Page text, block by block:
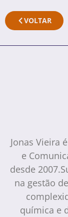
VOLTAR
Jonas Vieira
e
desde
na gestão
química e